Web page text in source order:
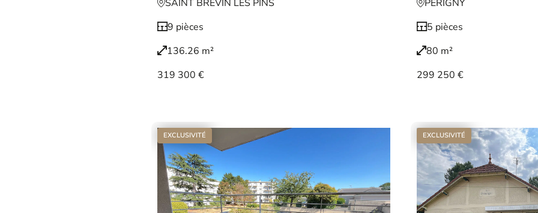
SAINT BREVIN LES PINS
9 pièces
136.26 m²
319 300 €
PERIGNY
5 pièces
80 m²
299 250 €
EXCLUSIVITÉ EXCLUSIVITÉ